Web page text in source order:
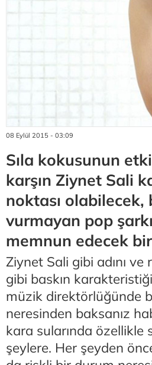
08 Eylül 2015 - 03:09
Sıla kokusunun
karşın Ziynet Sali
noktası
vurmayan pop
memnun edecek
Ziynet Sali gibi adını ve
gibi baskın karakteristiği
müzik direktörlüğünde
neresinden baksanız
kara sularında özellikle
şeylere. Her şeyden